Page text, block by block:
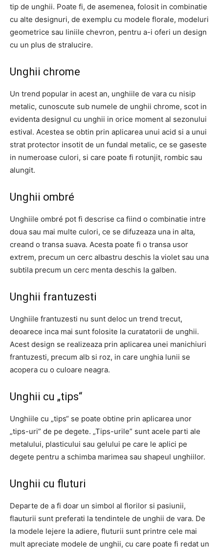
tip de unghii. Poate fi, de asemenea, folosit in combinatie
cu alte designuri, de exemplu cu modele florale, modeluri
geometrice sau liniile chevron, pentru a-i oferi un design
cu un plus de stralucire.
Unghii chrome
Un trend popular in acest an, unghiile de vara cu nisip
metalic, cunoscute sub numele de unghii chrome, scot in
evidenta designul cu unghii in orice moment al sezonului
estival. Acestea se obtin prin aplicarea unui acid si a unui
strat protector insotit de un fundal metalic, ce se gaseste
in numeroase culori, si care poate fi rotunjit, rombic sau
alungit.
Unghii ombré
Unghiile ombré pot fi descrise ca fiind o combinatie intre
doua sau mai multe culori, ce se difuzeaza una in alta,
creand o transa suava. Acesta poate fi o transa usor
extrem, precum un cerc albastru deschis la violet sau una
subtila precum un cerc menta deschis la galben.
Unghii frantuzesti
Unghiile frantuzesti nu sunt deloc un trend trecut,
deoarece inca mai sunt folosite la curatatorii de unghii.
Acest design se realizeaza prin aplicarea unei manichiuri
frantuzesti, precum alb si roz, in care unghia lunii se
acopera cu o culoare neagra.
Unghii cu „tips“
Unghiile cu „tips“ se poate obtine prin aplicarea unor
„tips-uri” de pe degete. „Tips-urile” sunt acele parti ale
metalului, plasticului sau gelului pe care le aplici pe
degete pentru a schimba marimea sau shapeul unghiilor.
Unghii cu fluturi
Departe de a fi doar un simbol al florilor si pasiunii,
flauturii sunt preferati la tendintele de unghii de vara. De
la modele lejere la adiere, fluturii sunt printre cele mai
mult apreciate modele de unghii, cu care poate fi redat un